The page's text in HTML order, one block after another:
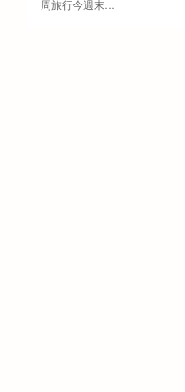
周旅行今週末…